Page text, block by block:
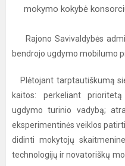
mokymo kokybė
Rajono Savivaldybės
bendrojo ugdymo mobilumo
Plėtojant tarptautiškumą
kaitos: perkeliant
ugdymo turinio vadybą;
eksperimentinės veiklos
didinti mokytojų
technologijų ir novatoriškų